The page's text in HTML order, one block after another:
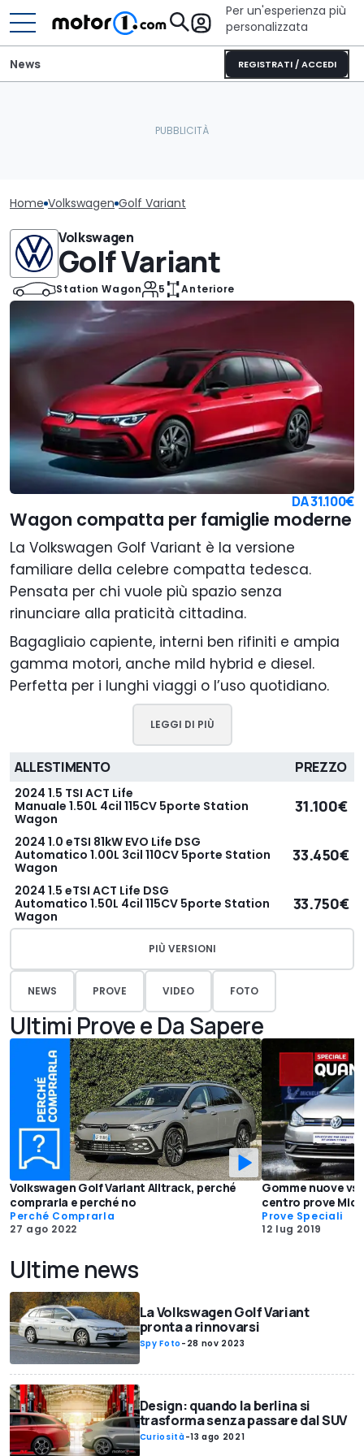
Per un'esperienza più
personalizzata
REGISTRATI / ACCEDI
News
Home Volkswagen Golf Variant
Volkswagen
Golf Variant
Station Wagon 5 Anteriore
DA31.100€
Wagon compatta per famiglie moderne
La Volkswagen Golf Variant è la versione
familiare della celebre compatta tedesca.
Pensata per chi vuole più spazio senza
rinunciare alla praticità cittadina.
Bagagliaio capiente, interni ben rifiniti e ampia
gamma motori, anche mild hybrid e diesel.
Perfetta per i lunghi viaggi o l’uso quotidiano.
LEGGI DI PIÙ
ALLESTIMENTO PREZZO
2024 1.5 TSI ACT Life
Manuale 1.50L 4cil 115CV 5porte Station
Wagon
31.100€
2024 1.0 eTSI 81kW EVO Life DSG
Automatico 1.00L 3cil 110CV 5porte Station
Wagon
33.450€
2024 1.5 eTSI ACT Life DSG
Automatico 1.50L 4cil 115CV 5porte Station
Wagon
33.750€
PIÙ VERSIONI
NEWS PROVE VIDEO FOTO
Ultimi Prove e Da Sapere
Volkswagen Golf Variant Alltrack, perché
comprarla e perché no
Perché Comprarla
27 ago 2022
Gomme nuove
centro prove
Prove Speciali
12 lug 2019
Ultime news
La Volkswagen Golf Variant
pronta a rinnovarsi
Spy Foto - 28 nov 2023
Design: quando la berlina si
trasforma senza passare dal SUV
Curiosità-13 ago 2021